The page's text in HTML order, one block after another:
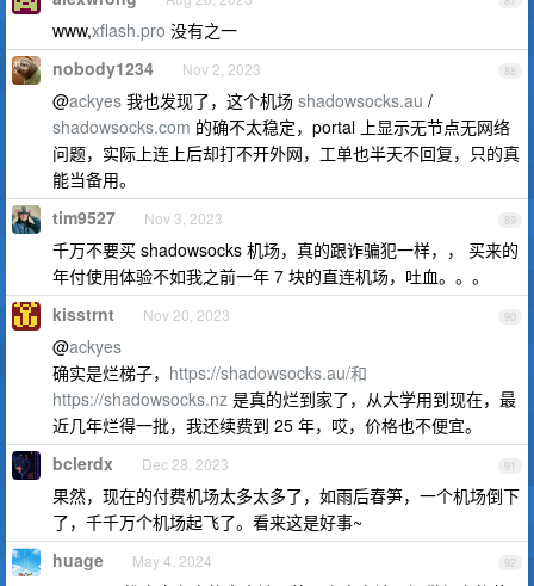
www,xflash.pro 没有之一
88
nobody1234 Nov 2, 2023
@ackyes 我也发现了，这个机场 shadowsocks.au /
shadowsocks.com 的确不太稳定，portal 上显示无节点无网络
问题，实际上连上后却打不开外网，工单也半天不回复，只的真
能当备用。
89
tim9527 Nov 3, 2023
千万不要买 shadowsocks 机场，真的跟诈骗犯一样，， 买来的
年付使用体验不如我之前一年 7 块的直连机场，吐血。。。
90
kisstrnt Nov 20, 2023
@ackyes
确实是烂梯子， https://shadowsocks.au/和
https://shadowsocks.nz 是真的烂到家了，从大学用到现在，最
近几年烂得一批，我还续费到 25 年，哎，价格也不便宜。
91
bclerdx Dec 28, 2023
果然，现在的付费机场太多太多了，如雨后春笋，一个机场倒下
了，千千万个机场起飞了。看来这是好事~
92
huage May 4, 2024